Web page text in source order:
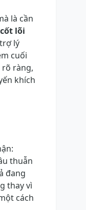
là cần
lõi
lý
cuối
rõ ràng,
khích
thuẫn
đang
thay vì
cách